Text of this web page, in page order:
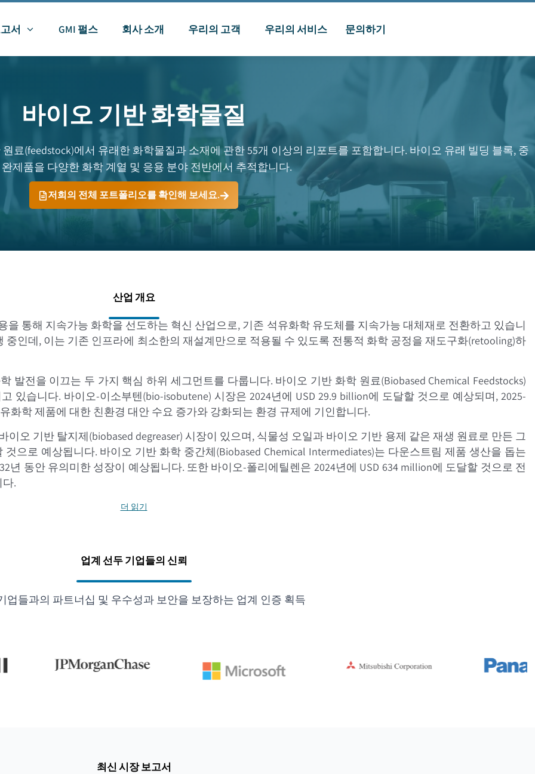
서 GMI 펄스 회사 소개 우리의 고객 우리의 서비스 문의하기
바이오 기반 화학물질
료(feedstock)에서 유래한 화학물질과 소재에 관한 55개 이상의 리포트를 포함합니다. 바이오 유래 빌딩 블록, 중
제품을 다양한 화학 계열 및 응용 분야 전반에서 추적합니다.
저희의 전체 포트폴리오를 확인해 보세요.
산업 개요
통해 지속가능 화학을 선도하는 혁신 산업으로, 기존 석유화학 유도체를 지속가능 대체재로 전환하고 있습니
중인데, 이는 기존 인프라에 최소한의 재설계만으로 적용될 수 있도록 전통적 화학 공정을 재도구화(retooling)하
발전을 이끄는 두 가지 핵심 하위 세그먼트를 다룹니다. 바이오 기반 화학 원료(Biobased Chemical Feedstocks)
있습니다. 바이오-이소부텐(bio-isobutene) 시장은 2024년에 USD 29.9 billion에 도달할 것으로 예상되며, 2025-
화학 제품에 대한 친환경 대안 수요 증가와 강화되는 환경 규제에 기인합니다.
이오 기반 탈지제(biobased degreaser) 시장이 있으며, 식물성 오일과 바이오 기반 용제 같은 재생 원료로 만든 그
으로 예상됩니다. 바이오 기반 화학 중간체(Biobased Chemical Intermediates)는 다운스트림 제품 생산을 돕는
년 동안 유의미한 성장이 예상됩니다. 또한 바이오-폴리에틸렌은 2024년에 USD 634 million에 도달할 것으로 전
.
더 읽기
업계 선두 기업들의 신뢰
업들과의 파트너십 및 우수성과 보안을 보장하는 업계 인증 획득
최신 시장 보고서